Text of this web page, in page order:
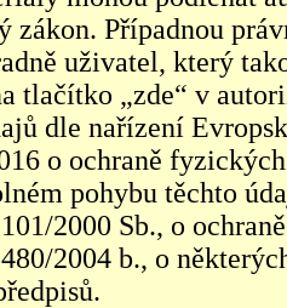
zákon. Případnou
uživatel, který
tlačítko „zde“ v
dle nařízení
o ochraně
pohybu těchto
2000 Sb., o
2004 b., o